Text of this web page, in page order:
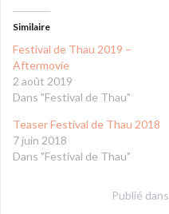
Similaire
Festival de Thau 2019 –
Aftermovie
2 août 2019
Dans "Festival de Thau"
Teaser Festival de Thau 2018
7 juin 2018
Dans "Festival de Thau"
Publié dans